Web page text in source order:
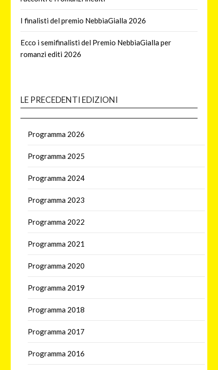
I finalisti del premio NebbiaGialla 2026
Ecco i semifinalisti del Premio NebbiaGialla per
romanzi editi 2026
LE PRECEDENTI EDIZIONI
Programma 2026
Programma 2025
Programma 2024
Programma 2023
Programma 2022
Programma 2021
Programma 2020
Programma 2019
Programma 2018
Programma 2017
Programma 2016